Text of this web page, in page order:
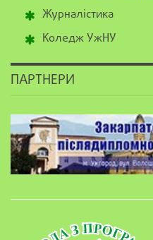
Журналістика
Коледж УжНУ
ПАРТНЕРИ